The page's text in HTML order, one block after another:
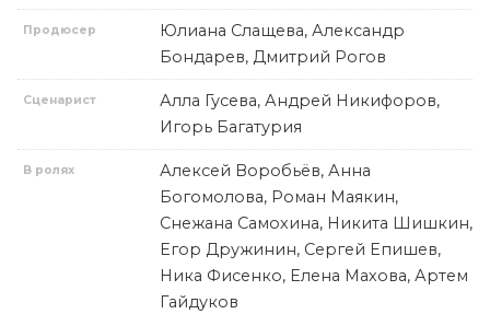
Продюсер
Юлиана Слащева, Александр
Бондарев, Дмитрий Рогов
Сценарист
Алла Гусева, Андрей Никифоров,
Игорь Багатурия
В ролях
Алексей Воробьёв, Анна
Богомолова, Роман Маякин,
Снежана Самохина, Никита Шишкин,
Егор Дружинин, Сергей Епишев,
Ника Фисенко, Елена Махова, Артем
Гайдуков